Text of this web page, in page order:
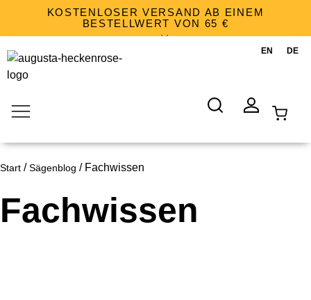
KOSTENLOSER VERSAND AB EINEM
BESTELLWERT VON 65 €
Start /Sägenblog / Fachwissen
Fachwissen